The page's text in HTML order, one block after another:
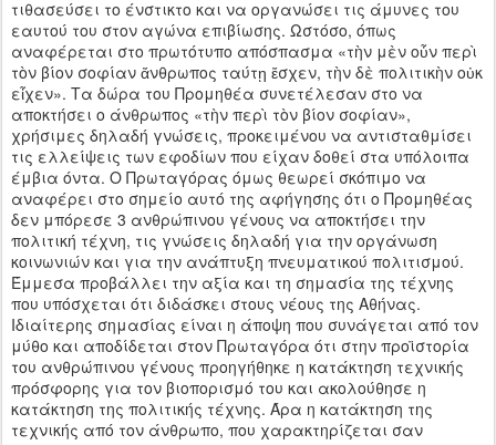
τιθασεύσει το ένστικτο και να οργανώσει τις άμυνες του
εαυτού του στον αγώνα επιβίωσης. Ωστόσο, όπως
αναφέρεται στο πρωτότυπο απόσπασμα «τὴν μὲν οὖν περὶ
τὸν βίον σοφίαν ἄνθρωπος ταύτῃ ἔσχεν, τὴν δὲ πολιτικὴν οὐκ
εἶχεν». Τα δώρα του Προμηθέα συνετέλεσαν στο να
αποκτήσει ο άνθρωπος «τὴν περὶ τὸν βίον σοφίαν»,
χρήσιμες δηλαδή γνώσεις, προκειμένου να αντισταθμίσει
τις ελλείψεις των εφοδίων που είχαν δοθεί στα υπόλοιπα
έμβια όντα. Ο Πρωταγόρας όμως θεωρεί σκόπιμο να
αναφέρει στο σημείο αυτό της αφήγησης ότι ο Προμηθέας
δεν μπόρεσε 3 ανθρώπινου γένους να αποκτήσει την
πολιτική τέχνη, τις γνώσεις δηλαδή για την οργάνωση
κοινωνιών και για την ανάπτυξη πνευματικού πολιτισμού.
Έμμεσα προβάλλει την αξία και τη σημασία της τέχνης
που υπόσχεται ότι διδάσκει στους νέους της Αθήνας.
Ιδιαίτερης σημασίας είναι η άποψη που συνάγεται από τον
μύθο και αποδίδεται στον Πρωταγόρα ότι στην προϊστορία
του ανθρώπινου γένους προηγήθηκε η κατάκτηση τεχνικής
πρόσφορης για τον βιοπορισμό του και ακολούθησε η
κατάκτηση της πολιτικής τέχνης. Άρα η κατάκτηση της
τεχνικής από τον άνθρωπο, που χαρακτηρίζεται σαν